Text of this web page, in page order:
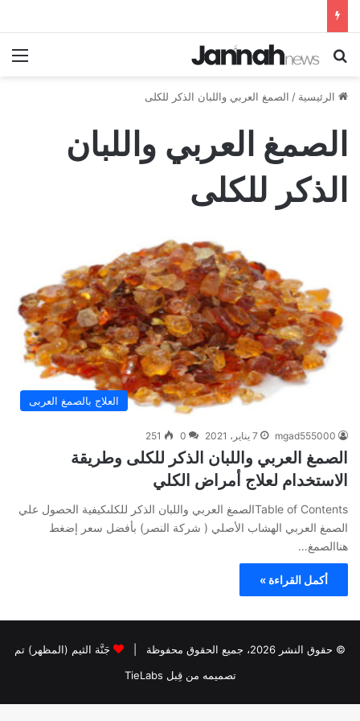
بحث عن
الرئيسية / الصمغ العربي واللبان الذكر للكلى
الصمغ العربي واللبان
الذكر للكلى
العلاج بالصمغ العربى
mgad555000 7 يناير، 2021 0
251
الصمغ العربي واللبان الذكر للكلى وطريقة
الاستخدام لعلاج أمراض الكلي
Table of Contentsالصمغ العربي واللبان الذكر للكلىكيفية الحصول علي
الصمغ العربي الهشاب الأصلي ( شركة النصر) بأفضل سعر إضغط
هناالصمغ…
أكمل القراءة »
© حقوق النشر 2026، جميع الحقوق محفوظة |
جَنَّة الثيم (المظهر) تم
تصميمه من قِبل TieLabs